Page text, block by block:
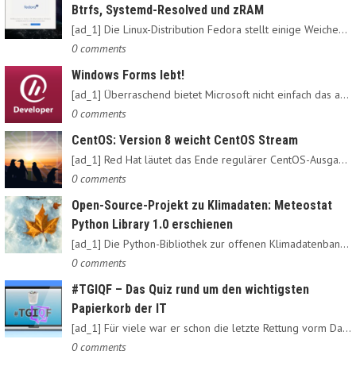
Btrfs, Systemd-Resolved und zRAM
[ad_1] Die Linux-Distribution Fedora stellt einige Weichen neu:…
0 comments
Windows Forms lebt!
[ad_1] Überraschend bietet Microsoft nicht einfach das alte…
0 comments
CentOS: Version 8 weicht CentOS Stream
[ad_1] Red Hat läutet das Ende regulärer CentOS-Ausgaben ein:…
0 comments
Open-Source-Projekt zu Klimadaten: Meteostat
Python Library 1.0 erschienen
[ad_1] Die Python-Bibliothek zur offenen Klimadatenbank Meteostat…
0 comments
#TGIQF – Das Quiz rund um den wichtigsten
Papierkorb der IT
[ad_1] Für viele war er schon die letzte Rettung vorm Daten-Nirvana:…
0 comments